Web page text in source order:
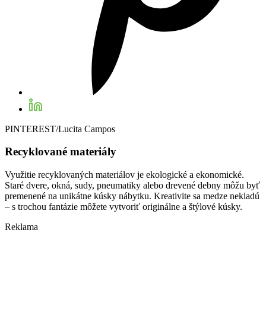
PINTEREST/Lucita Campos
Recyklované materiály
Využitie recyklovaných materiálov je ekologické a ekonomické.
Staré dvere, okná, sudy, pneumatiky alebo drevené debny môžu byť
premenené na unikátne kúsky nábytku. Kreativite sa medze nekladú
– s trochou fantázie môžete vytvoriť originálne a štýlové kúsky.
Reklama